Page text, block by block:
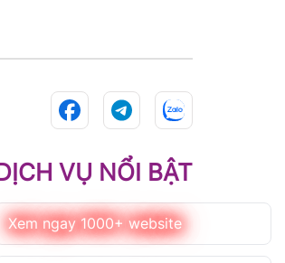
VỤ NỔI BẬT
Xem ngay 1000+ website